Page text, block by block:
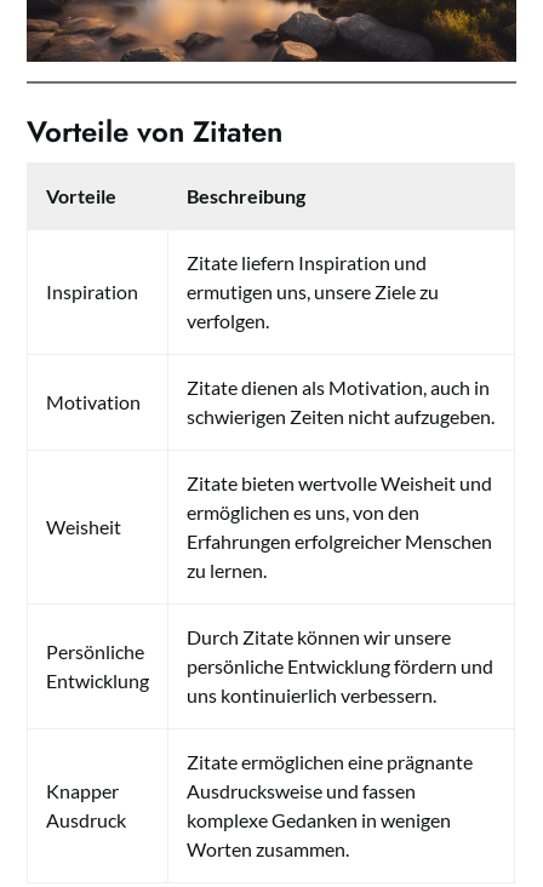
Vorteile von Zitaten
Vorteile Beschreibung
Inspiration
Zitate liefern Inspiration und
ermutigen uns, unsere Ziele zu
verfolgen.
Motivation
Zitate dienen als Motivation, auch in
schwierigen Zeiten nicht aufzugeben.
Weisheit
Zitate bieten wertvolle Weisheit und
ermöglichen es uns, von den
Erfahrungen erfolgreicher Menschen
zu lernen.
Persönliche
Entwicklung
Durch Zitate können wir unsere
persönliche Entwicklung fördern und
uns kontinuierlich verbessern.
Knapper
Ausdruck
Zitate ermöglichen eine prägnante
Ausdrucksweise und fassen
komplexe Gedanken in wenigen
Worten zusammen.